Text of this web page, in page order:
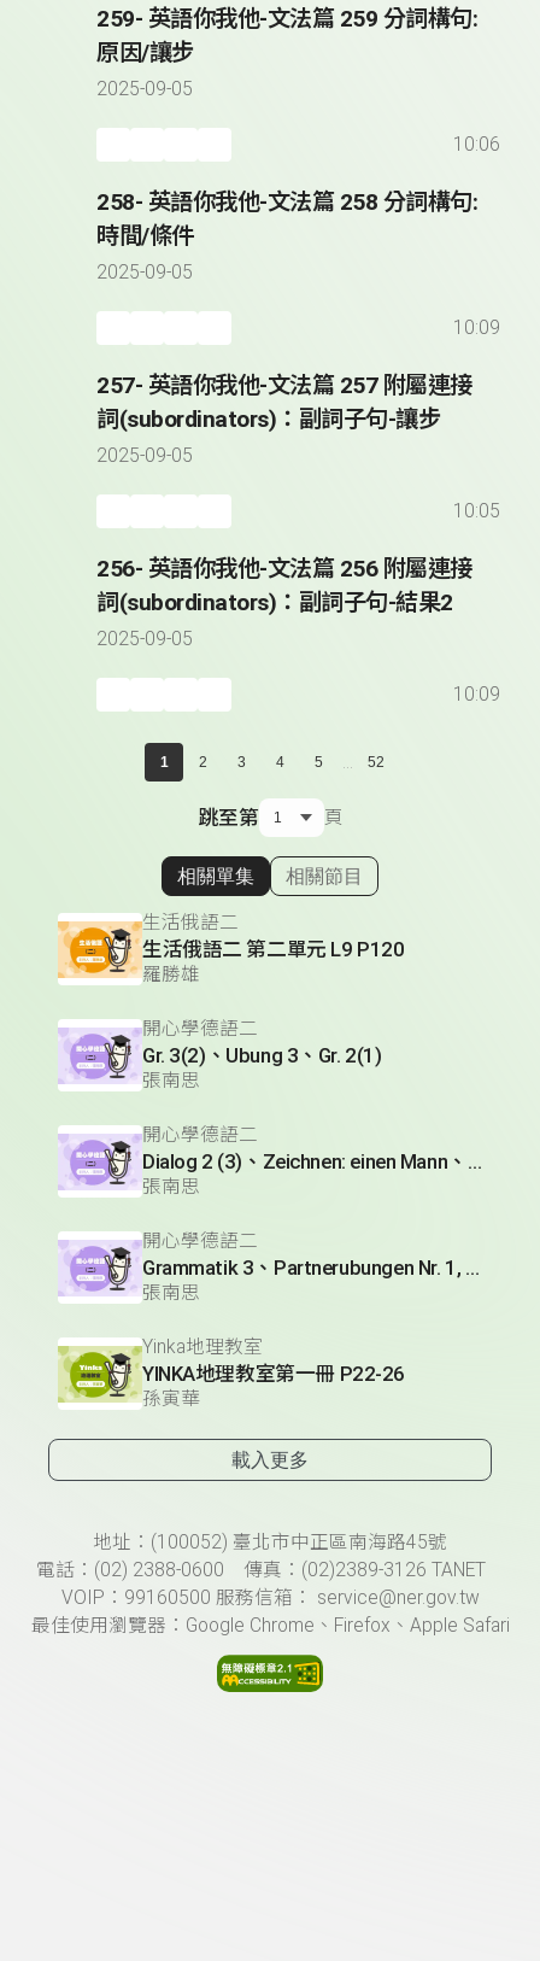
259- 英語你我他-文法篇 259 分詞構句:
原因/讓步
2025-09-05
10:06
258- 英語你我他-文法篇 258 分詞構句:
時間/條件
2025-09-05
10:09
257- 英語你我他-文法篇 257 附屬連接
詞(subordinators)：副詞子句-讓步
2025-09-05
10:05
256- 英語你我他-文法篇 256 附屬連接
詞(subordinators)：副詞子句-結果2
2025-09-05
10:09
1 2 3 4 5 ... 52
跳至第 頁
顯示相關單集
相關單集 相關節目
生活俄語二
生活俄語二 第二單元 L9 P120
羅勝雄
開心學德語二
Gr. 3(2)、Ubung 3、Gr. 2(1)
張南思
開心學德語二
Dialog 2 (3)、Zeichnen: einen Mann、Lesetext 1(1)
張南思
開心學德語二
Grammatik 3、Partnerubungen Nr. 1, 3、Dialog 2(1)
張南思
Yinka地理教室
YINKA地理教室第一冊 P22-26
孫寅華
載入更多
頁尾資訊地址：(100052) 臺北市中正區南海路45號
電話：(02) 2388-0600 傳真：(02)2389-3126 TANET
VOIP：99160500 服務信箱： service@ner.gov.tw
最佳使用瀏覽器：Google Chrome、Firefox、Apple Safari